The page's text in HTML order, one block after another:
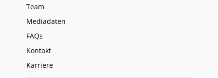
Team
Mediadaten
FAQs
Kontakt
Karriere